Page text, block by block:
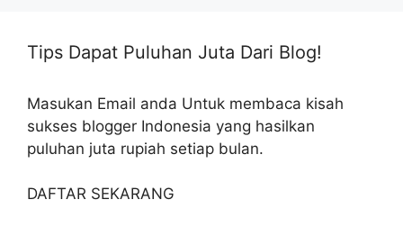
Tips Dapat Puluhan Juta Dari Blog!
Masukan Email anda Untuk membaca kisah
sukses blogger Indonesia yang hasilkan
puluhan juta rupiah setiap bulan.
DAFTAR SEKARANG